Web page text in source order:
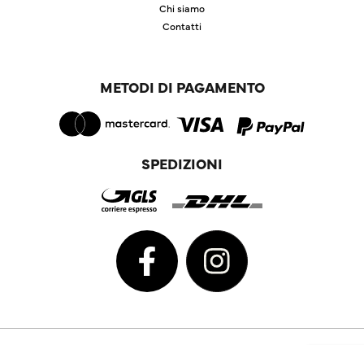
Chi siamo
Contatti
METODI DI PAGAMENTO
SPEDIZIONI